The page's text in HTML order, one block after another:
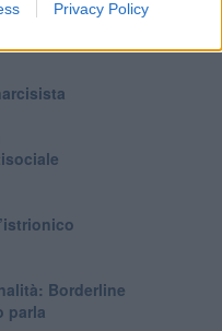
Privacy Policy
Borderline
parla